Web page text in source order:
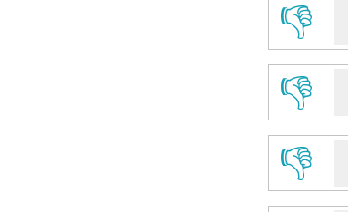
👎
👎
👎